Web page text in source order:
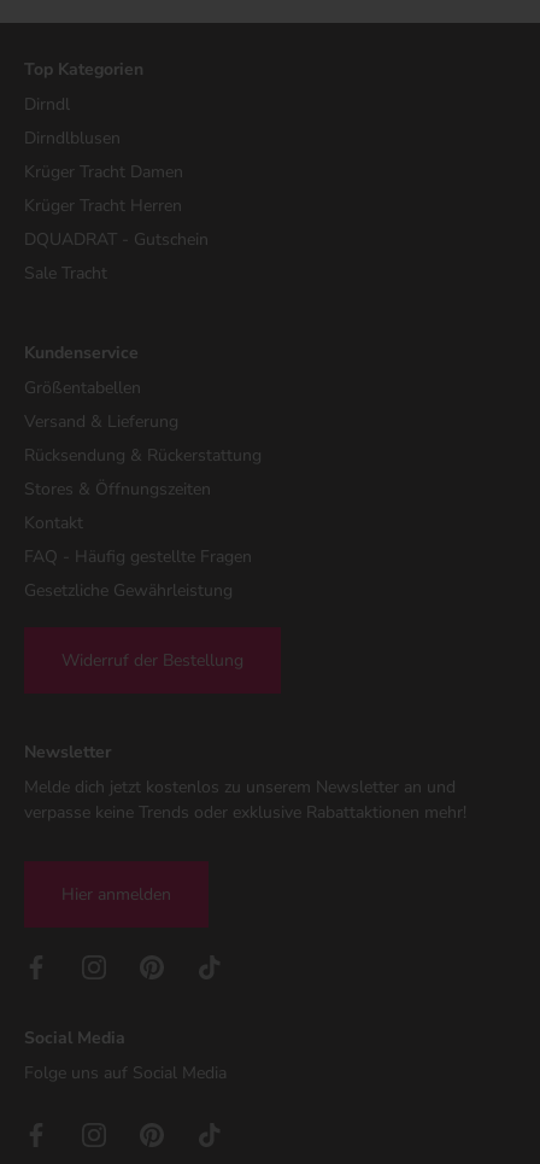
Top Kategorien
Dirndl
Dirndlblusen
Krüger Tracht Damen
Krüger Tracht Herren
DQUADRAT - Gutschein
Sale Tracht
Kundenservice
Größentabellen
Versand & Lieferung
Rücksendung & Rückerstattung
Stores & Öffnungszeiten
Kontakt
FAQ - Häufig gestellte Fragen
Gesetzliche Gewährleistung
Widerruf der Bestellung
Newsletter
Melde dich jetzt kostenlos zu unserem Newsletter an und
verpasse keine Trends oder exklusive Rabattaktionen mehr!
Hier anmelden
Social Media
Folge uns auf Social Media